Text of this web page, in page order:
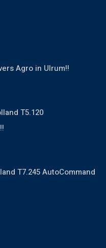
Agro in Ulrum!!
T5.120
T7.245 AutoCommand